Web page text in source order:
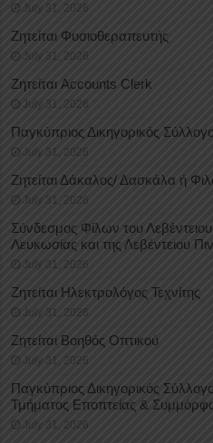
July 31, 2026
Ζητείται Φυσιοθεραπευτής
July 31, 2026
Ζητείται Accounts Clerk
July 31, 2026
Παγκύπριος Δικηγορικός
July 31, 2026
Ζητείται Δάκαλος/ Δασκάλα ή
July 31, 2026
Σύνδεσμος Φίλων του
Λευκωσίας και της Λεβέντειου
July 31, 2026
Ζητείται Ηλεκτρολόγος Τεχνίτης
July 31, 2026
Ζητείται Βοηθός Οπτικού
July 31, 2026
Παγκύπριος Δικηγορικός
Τμήματος Εποπτείας &
July 31, 2026